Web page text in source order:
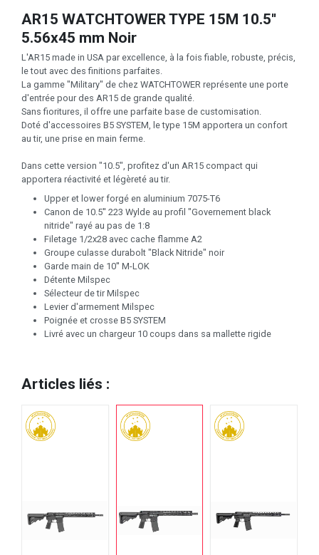
AR15 WATCHTOWER TYPE 15M 10.5''
5.56x45 mm Noir
L'AR15 made in USA par excellence, à la fois fiable, robuste, précis,
le tout avec des finitions parfaites.
La gamme "Military" de chez WATCHTOWER représente une porte
d'entrée pour des AR15 de grande qualité.
Sans fioritures, il offre une parfaite base de customisation.
Doté d'accessoires B5 SYSTEM, le type 15M apportera un confort
au tir, une prise en main ferme.
Dans cette version "10.5", profitez d'un AR15 compact qui
apportera réactivité et légèreté au tir.
Upper et lower forgé en aluminium 7075-T6
Canon de 10.5'' 223 Wylde au profil "Governement black
nitride" rayé au pas de 1:8
Filetage 1/2x28 avec cache flamme A2
Groupe culasse durabolt "Black Nitride" noir
Garde main de 10'' M-LOK
Détente Milspec
Sélecteur de tir Milspec
Levier d'armement Milspec
Poignée et crosse B5 SYSTEM
Livré avec un chargeur 10 coups dans sa mallette rigide
Articles liés :